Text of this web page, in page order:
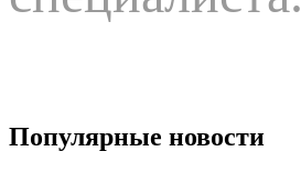
Популярные новости